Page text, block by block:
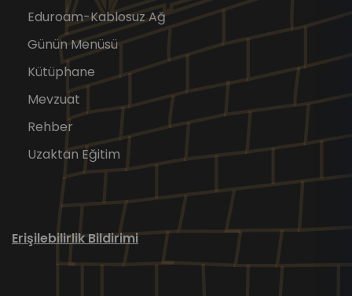
Eduroam-Kablosuz Ağ
Günün Menüsü
Kütüphane
Mevzuat
Rehber
Uzaktan Eğitim
Erişilebilirlik Bildirimi